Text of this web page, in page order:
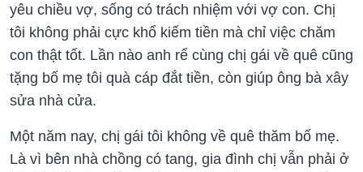
yêu chiều vợ, sống có trách nhiệm với vợ con. Chị
tôi không phải cực khổ kiếm tiền mà chỉ việc chăm
con thật tốt. Lần nào anh rể cùng chị gái về quê cũng
tặng bố mẹ tôi quà cáp đắt tiền, còn giúp ông bà xây
sửa nhà cửa.
Một năm nay, chị gái tôi không về quê thăm bố mẹ.
Là vì bên nhà chồng có tang, gia đình chị vẫn phải ở